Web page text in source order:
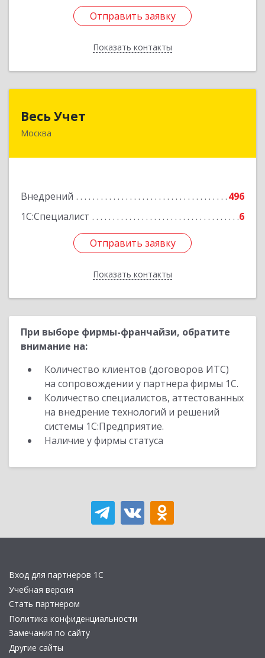
Отправить заявку
Показать контакты
Отправить заявку
Назад
Весь Учет
Москва
Внедрений
496
1С:Специалист
6
Отправить заявку
Показать контакты
109004, Москва г, Николоямская ул, дом № 52,
Отправить заявку
Назад
При выборе фирмы-франчайзи, обратите
внимание на:
Количество клиентов (договоров ИТС)
на сопровождении у партнера фирмы 1С.
Количество специалистов, аттестованных
на внедрение технологий и решений
системы 1С:Предприятие.
Наличие у фирмы статуса
Вход для партнеров 1С
Учебная версия
Стать партнером
Политика конфиденциальности
Замечания по сайту
Другие сайты